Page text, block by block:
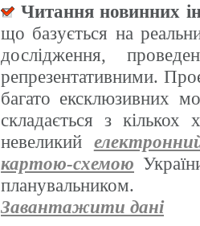
Читання новинних
що базується на
дослідження,
репрезентативними.
багато ексклюзивних
складається з
невеликий
картою-схемою
планувальником.
Завантажити дані